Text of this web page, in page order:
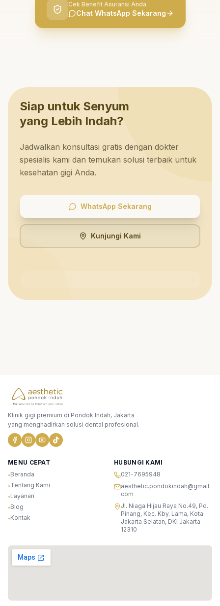
Cek Benefit Asuransi Anda
Chat WhatsApp Sekarang
Siap untuk Senyum
yang Lebih Indah?
Jadwalkan konsultasi gratis dengan dokter
spesialis kami dan temukan solusi terbaik untuk
kesehatan gigi Anda.
WhatsApp Sekarang
Kunjungi Kami
Klinik gigi premium di Pondok Indah, Jakarta
yang menghadirkan solusi dental profesional.
MENU CEPAT
•Beranda
•Tentang Kami
•Layanan
•Blog
•Kontak
HUBUNGI KAMI
021-7695948
aesthetic.pondokindah@gmail.
com
Jl. Niaga Hijau Raya No.49, Pd.
Pinang, Kec. Kby. Lama, Kota
Jakarta Selatan, DKI Jakarta
12310